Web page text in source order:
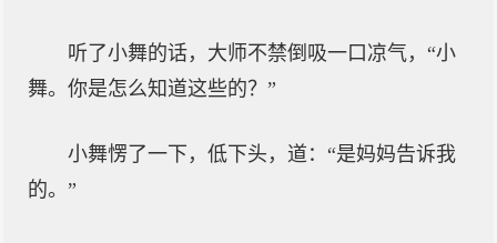
听了小舞的话，大师不禁倒吸一口凉气，“小
舞。你是怎么知道这些的？”
小舞愣了一下，低下头，道：“是妈妈告诉我
的。”